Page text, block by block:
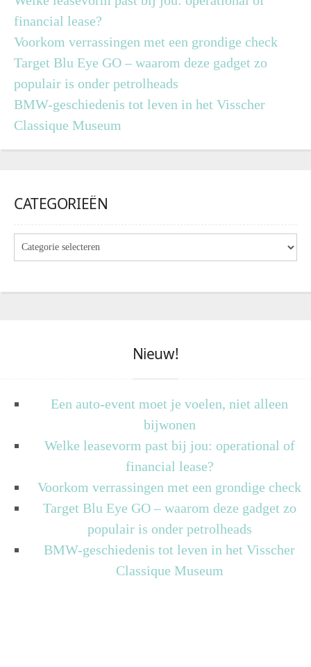
financial lease?
Voorkom verrassingen met een grondige check
Target Blu Eye GO – waarom deze gadget zo
populair is onder petrolheads
BMW-geschiedenis tot leven in het Visscher
Classique Museum
CATEGORIEËN
Nieuw!
Een auto-event moet je voelen, niet alleen
bijwonen
Welke leasevorm past bij jou: operational of
financial lease?
Voorkom verrassingen met een grondige check
Target Blu Eye GO – waarom deze gadget zo
populair is onder petrolheads
BMW-geschiedenis tot leven in het Visscher
Classique Museum